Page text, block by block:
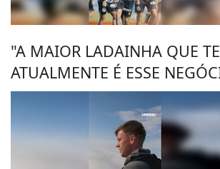
"A MAIOR LADAINHA QUE
ATUALMENTE É ESSE